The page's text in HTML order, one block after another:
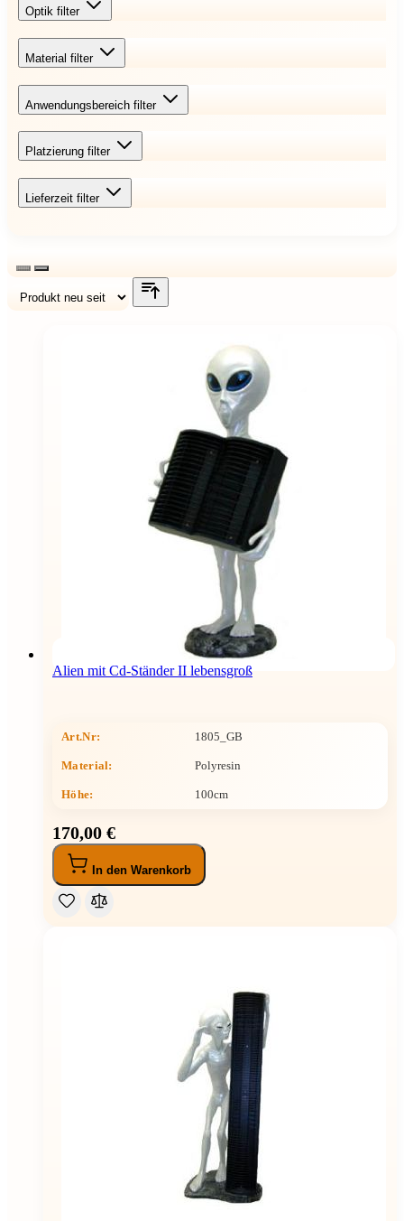
Optik filter
Material filter
Anwendungsbereich filter
Platzierung filter
Lieferzeit filter
Alien mit Cd-Ständer II lebensgroß
Art.Nr: 1805_GB
Material: Polyresin
Höhe: 100cm
170,00 €
In den Warenkorb